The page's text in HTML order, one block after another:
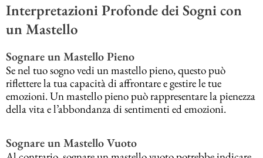
Interpretazioni Profonde dei Sogni con
un Mastello
Sognare un Mastello Pieno
Se nel tuo sogno vedi un mastello pieno, questo può
riflettere la tua capacità di affrontare e gestire le tue
emozioni. Un mastello pieno può rappresentare la pienezza
della vita e l’abbondanza di sentimenti ed emozioni.
Sognare un Mastello Vuoto